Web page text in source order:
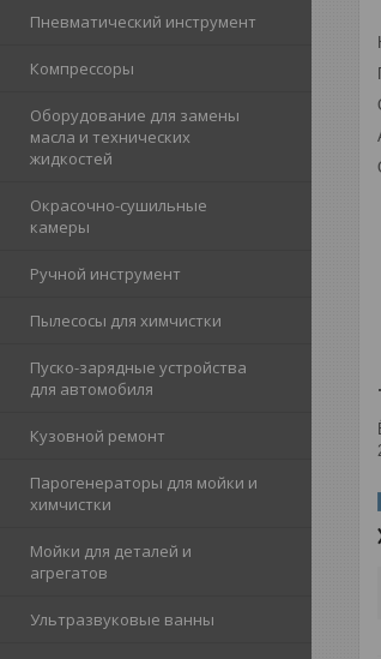
Пневматический инструмент
Компрессоры
Оборудование для замены
масла и технических
жидкостей
Окрасочно-сушильные
камеры
Ручной инструмент
Пылесосы для химчистки
Пуско-зарядные устройства
для автомобиля
Кузовной ремонт
Парогенераторы для мойки и
химчистки
Мойки для деталей и
агрегатов
Ультразвуковые ванны